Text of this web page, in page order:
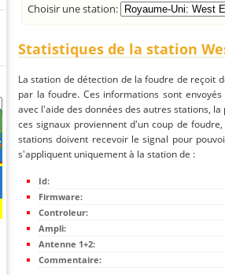
Choisir une station:
Statistiques de la station
La station de détection de la foudre de reçoit
par la foudre. Ces informations sont
avec l'aide des données des autres stations,
ces signaux proviennent d'un coup de
stations doivent recevoir le signal pour
s'appliquent uniquement à la station de :
Id:
Firmware:
Controleur:
Ampli:
Antenne 1+2:
Commentaire: